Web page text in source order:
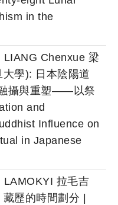
in the
LIANG Chenxue 梁
學): 日本陰陽道
攝與重塑——以祭
and
Influence on
in Japanese
LAMOKYI 拉毛吉
歷的時間劃分 |